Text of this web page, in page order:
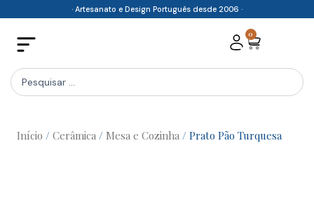
content
· Artesanato e Design Português desde 2006 ·
0
Cart
Search
...
Início / Cerâmica / Mesa e Cozinha / Prato Pão Turquesa